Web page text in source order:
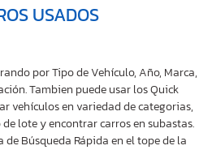
USADOS
por Tipo de Vehículo, Año, Marca,
Tambien puede usar los Quick
vehículos en variedad de categorias,
lote y encontrar carros en subastas.
Búsqueda Rápida en el tope de la